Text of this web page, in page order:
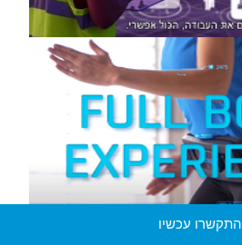
התקשרו עכשיו